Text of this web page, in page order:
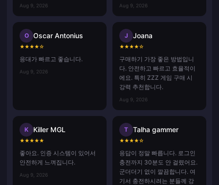
Aug 9, 2026 Aug 9, 2026
O Oscar Antonius
★★★★☆
응대가 빠르고 좋습니다.
Aug 9, 2026
J Joana
★★★★☆
구매하기 가장 좋은 방법입니
다. 안전하고 빠르고 효율적이
에요. 특히 ZZZ 게임 구매 시
강력 추천합니다.
Aug 9, 2026
K Killer MGL
★★★★★
좋아요. 인증 시스템이 있어서
안전하게 느껴집니다.
Aug 9, 2026
T Talha gammer
★★★★☆
응답이 정말 빠릅니다. 로그인
충전까지 30분도 안 걸렸어요.
군더더기 없이 깔끔합니다. 여
기서 충전하시려는 분들께 강